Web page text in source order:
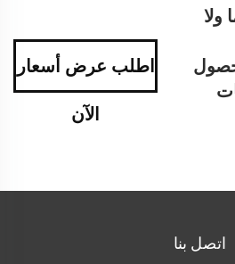
اطلب عرض أسعار
الآن
اتصل بنا